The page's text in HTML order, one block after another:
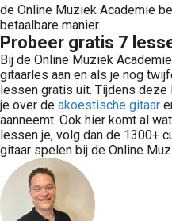
de Online Muziek Academie
betaalbare manier.
Probeer gratis 7
Bij de Online Muziek
gitaarles aan en als je nog
lessen gratis uit. Tijdens deze
je over de akoestische gitaar
aanneemt. Ook hier komt al
lessen je, volg dan de 1300+
gitaar spelen bij de Online